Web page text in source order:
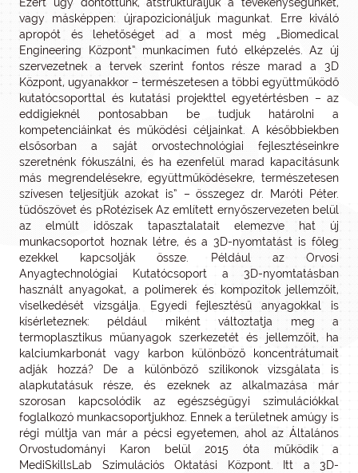
vagy másképpen: újrapozicionáljuk magunkat. Erre kiváló
apropót és lehetőséget ad a most még „Biomedical
Engineering Központ” munkacímen futó elképzelés. Az új
szervezetnek a tervek szerint fontos része marad a 3D
Központ, ugyanakkor – természetesen a többi együttműködő
kutatócsoporttal és kutatási projekttel egyetértésben – az
eddigieknél pontosabban be tudjuk határolni a
kompetenciáinkat és működési céljainkat. A későbbiekben
elsősorban a saját orvostechnológiai fejlesztéseinkre
szeretnénk fókuszálni, és ha ezenfelül marad kapacitásunk
más megrendelésekre, együttműködésekre, természetesen
szívesen teljesítjük azokat is” – összegez dr. Maróti Péter.
tüdőszövet és pRotézisek Az említett ernyőszervezeten belül
az elmúlt időszak tapasztalatait elemezve hat új
munkacsoportot hoznak létre, és a 3D-nyomtatást is főleg
ezekkel kapcsolják össze. Például az Orvosi
Anyagtechnológiai Kutatócsoport a 3D-nyomtatásban
használt anyagokat, a polimerek és kompozitok jellemzőit,
viselkedését vizsgálja. Egyedi fejlesztésű anyagokkal is
kísérleteznek: például miként változtatja meg a
termoplasztikus műanyagok szerkezetét és jellemzőit, ha
kalciumkarbonát vagy karbon különböző koncentrátumait
adják hozzá? De a különböző szilikonok vizsgálata is
alapkutatásuk része, és ezeknek az alkalmazása már
szorosan kapcsolódik az egészségügyi szimulációkkal
foglalkozó munkacsoportjukhoz. Ennek a területnek amúgy is
régi múltja van már a pécsi egyetemen, ahol az Általános
Orvostudományi Karon belül 2015 óta működik a
MediSkillsLab Szimulációs Oktatási Központ. Itt a 3D-